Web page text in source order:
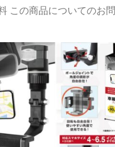
この商品についてのお